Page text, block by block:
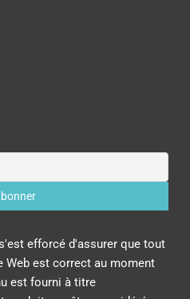
efforcé d'assurer que tout
Web est correct au moment
est fourni à titre